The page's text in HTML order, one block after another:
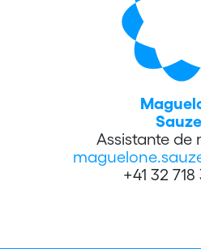
Assistante de
+41 32